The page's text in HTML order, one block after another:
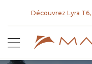
Découvrez Lyra T6,